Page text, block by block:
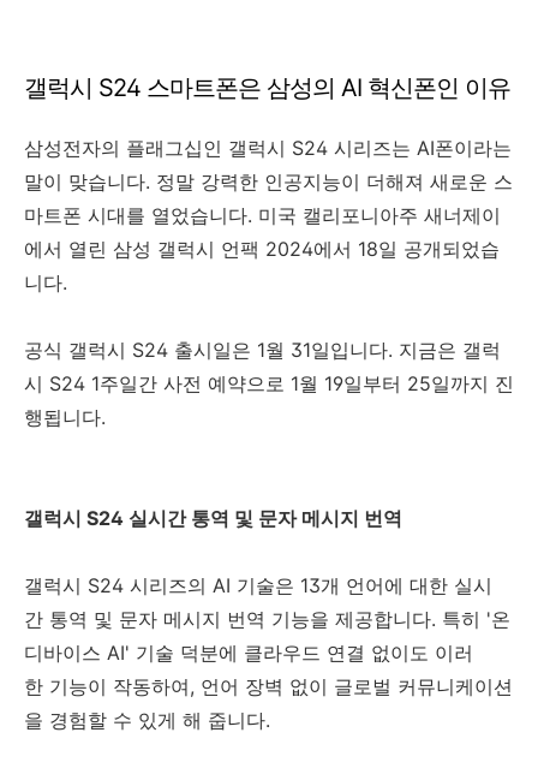
갤럭시 S24 스마트폰은 삼성의 AI 혁신폰인 이유
삼성전자의 플래그십인 갤럭시 S24 시리즈는 AI폰이라는
말이 맞습니다. 정말 강력한 인공지능이 더해져 새로운 스
마트폰 시대를 열었습니다. 미국 캘리포니아주 새너제이
에서 열린 삼성 갤럭시 언팩 2024에서 18일 공개되었습
니다.
공식 갤럭시 S24 출시일은 1월 31일입니다. 지금은 갤럭
시 S24 1주일간 사전 예약으로 1월 19일부터 25일까지 진
행됩니다.
갤럭시 S24 실시간 통역 및 문자 메시지 번역
갤럭시 S24 시리즈의 AI 기술은 13개 언어에 대한 실시
간 통역 및 문자 메시지 번역 기능을 제공합니다. 특히 '온
디바이스 AI' 기술 덕분에 클라우드 연결 없이도 이러
한 기능이 작동하여, 언어 장벽 없이 글로벌 커뮤니케이션
을 경험할 수 있게 해 줍니다.